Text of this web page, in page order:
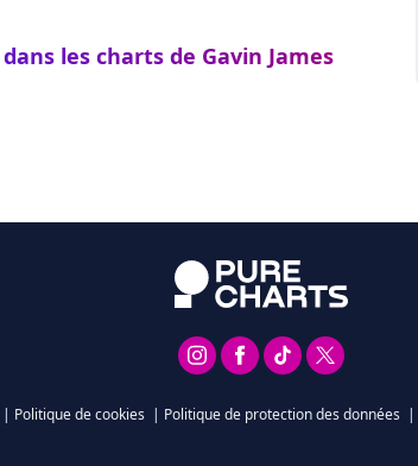
les charts de Gavin James
| Politique de cookies | Politique de protection des données |